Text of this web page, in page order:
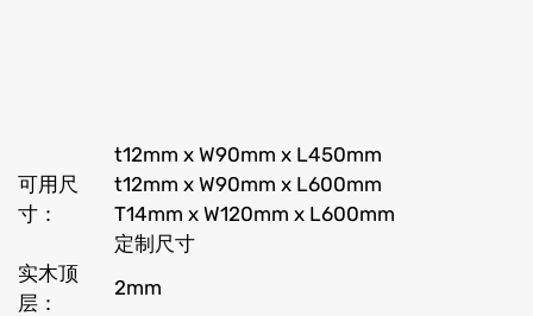
可用尺
寸：
t12mm x W90mm x L450mm
t12mm x W90mm x L600mm
T14mm x W120mm x L600mm
定制尺寸
实木顶
层：
2mm